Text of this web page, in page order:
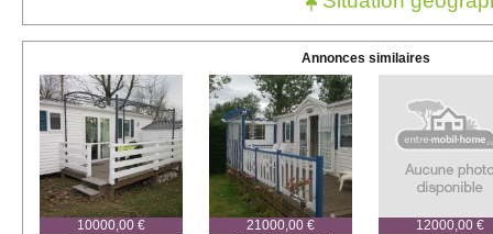
Annonces similaires
10000,00 €
21000,00 €
12000,00 €